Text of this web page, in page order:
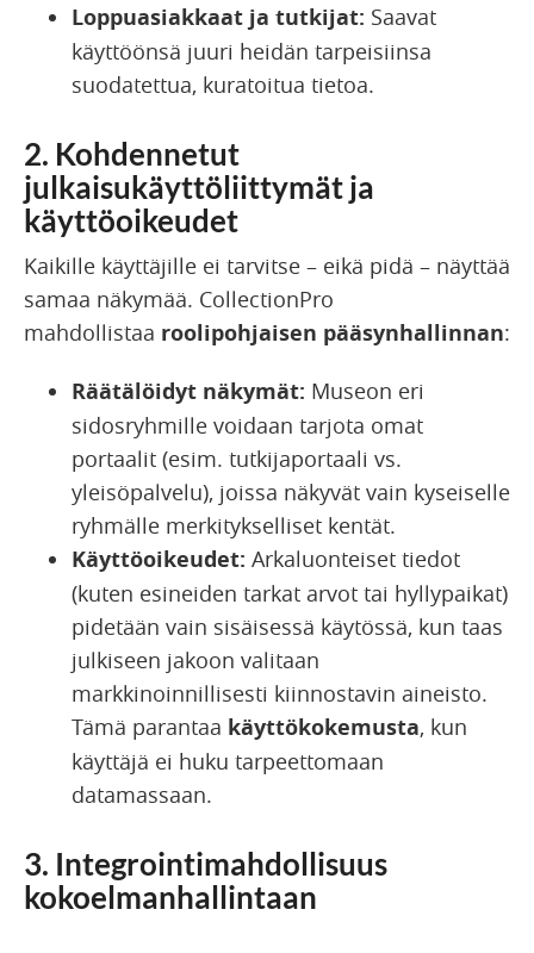
Loppuasiakkaat ja tutkijat: Saavat
käyttöönsä juuri heidän tarpeisiinsa
suodatettua, kuratoitua tietoa.
2. Kohdennetut
julkaisukäyttöliittymät ja
käyttöoikeudet
Kaikille käyttäjille ei tarvitse – eikä pidä – näyttää
samaa näkymää. CollectionPro
mahdollistaa roolipohjaisen pääsynhallinnan:
Räätälöidyt näkymät: Museon eri
sidosryhmille voidaan tarjota omat
portaalit (esim. tutkijaportaali vs.
yleisöpalvelu), joissa näkyvät vain kyseiselle
ryhmälle merkitykselliset kentät.
Käyttöoikeudet: Arkaluonteiset tiedot
(kuten esineiden tarkat arvot tai hyllypaikat)
pidetään vain sisäisessä käytössä, kun taas
julkiseen jakoon valitaan
markkinoinnillisesti kiinnostavin aineisto.
Tämä parantaa käyttökokemusta, kun
käyttäjä ei huku tarpeettomaan
datamassaan.
3. Integrointimahdollisuus
kokoelmanhallintaan